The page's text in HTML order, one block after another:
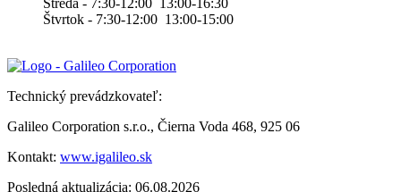
Streda - 7:30-12:00 13:00-16:30
Štvrtok - 7:30-12:00 13:00-15:00
Technický prevádzkovateľ:
Galileo Corporation s.r.o., Čierna Voda 468, 925 06
Kontakt: www.igalileo.sk
Posledná aktualizácia: 06.08.2026